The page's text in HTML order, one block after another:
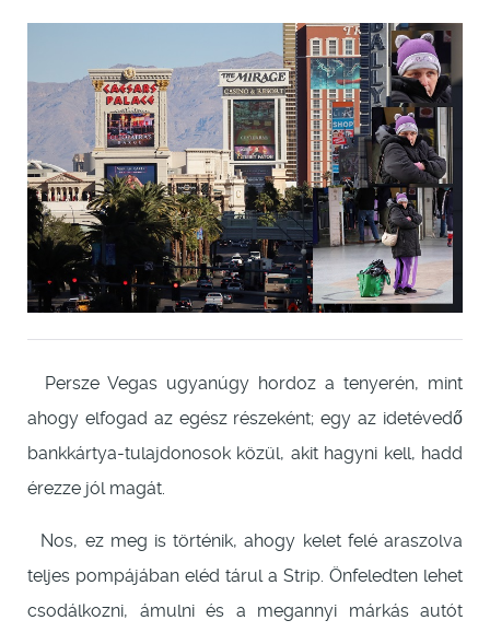
Persze Vegas ugyanúgy hordoz a tenyerén, mint
ahogy elfogad az egész részeként; egy az idetévedő
bankkártya-tulajdonosok közül, akit hagyni kell, hadd
érezze jól magát.
Nos, ez meg is történik, ahogy kelet felé araszolva
teljes pompájában eléd tárul a Strip. Önfeledten lehet
csodálkozni, ámulni és a megannyi márkás autót